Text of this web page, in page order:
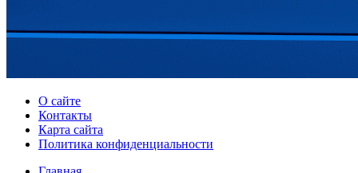
О сайте
Контакты
Карта сайта
Политика конфиденциальности